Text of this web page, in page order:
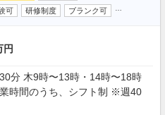
可 研修制度 ブランク可
円
分 木9時〜13時・14時〜18時
時間のうち、シフト制 ※週40